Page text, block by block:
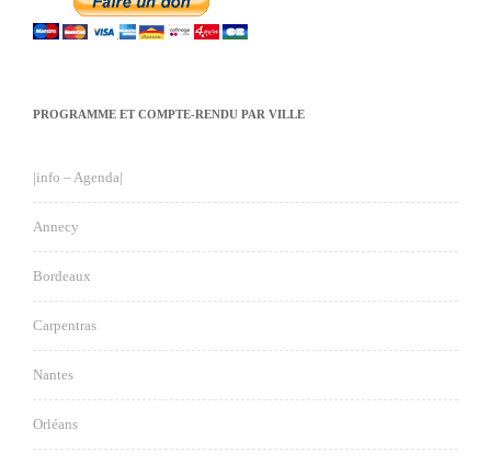
PROGRAMME ET COMPTE-RENDU PAR VILLE
|info – Agenda|
Annecy
Bordeaux
Carpentras
Nantes
Orléans